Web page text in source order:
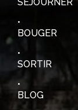
BOUGER
SORTIR
BLOG